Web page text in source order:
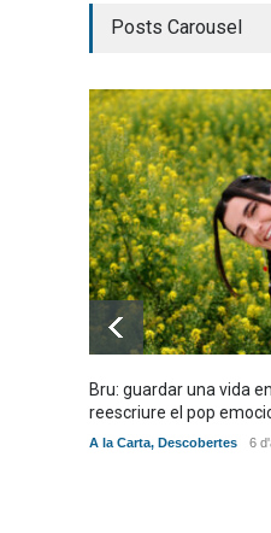
Posts Carousel
Bru: guardar una vida
reescriure el pop
A la Carta, Descobertes 6